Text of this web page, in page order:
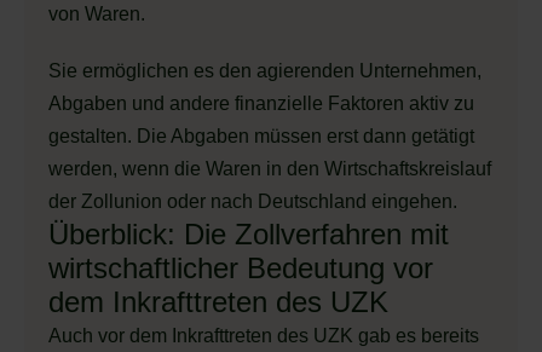
von Waren.
Sie ermöglichen es den agierenden Unternehmen,
Abgaben und andere finanzielle Faktoren aktiv zu
gestalten. Die Abgaben müssen erst dann getätigt
werden, wenn die Waren in den Wirtschaftskreislauf
der Zollunion oder nach Deutschland eingehen.
Überblick: Die Zollverfahren mit
wirtschaftlicher Bedeutung vor
dem Inkrafttreten des UZK
Auch vor dem Inkrafttreten des UZK gab es bereits